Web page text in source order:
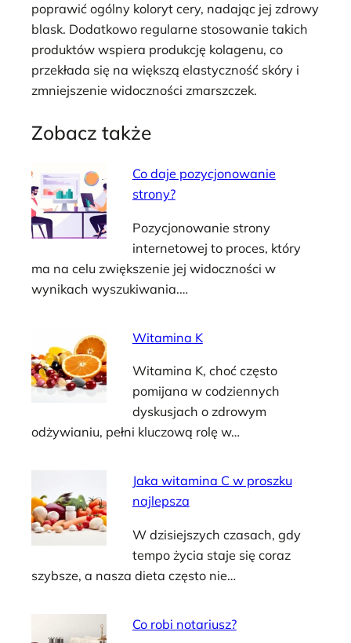
poprawić ogólny koloryt cery, nadając jej zdrowy
blask. Dodatkowo regularne stosowanie takich
produktów wspiera produkcję kolagenu, co
przekłada się na większą elastyczność skóry i
zmniejszenie widoczności zmarszczek.
Zobacz także
Co daje pozycjonowanie
strony?
Pozycjonowanie strony
internetowej to proces, który
ma na celu zwiększenie jej widoczności w
wynikach wyszukiwania.…
Witamina K
Witamina K, choć często
pomijana w codziennych
dyskusjach o zdrowym
odżywianiu, pełni kluczową rolę w…
Jaka witamina C w proszku
najlepsza
W dzisiejszych czasach, gdy
tempo życia staje się coraz
szybsze, a nasza dieta często nie…
Co robi notariusz?